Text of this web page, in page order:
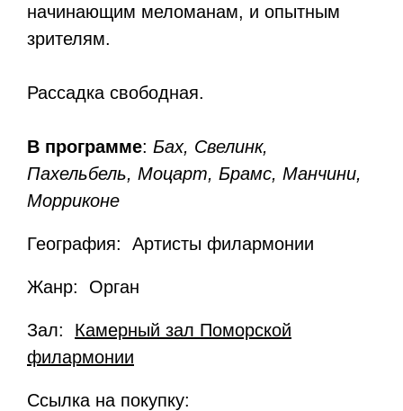
начинающим меломанам, и опытным
зрителям.
Рассадка свободная.
В программе: Бах, Свелинк,
Пахельбель, Моцарт, Брамс, Манчини,
Морриконе
География: Артисты филармонии
Жанр: Орган
Зал: Камерный зал Поморской
филармонии
Ссылка на покупку: